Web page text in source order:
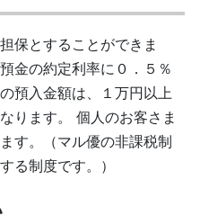
保とすることができま
金の約定利率に０．５％
預入金額は、１万円以上
ります。 個人のお客さま
す。（マル優の非課税制
る制度です。）